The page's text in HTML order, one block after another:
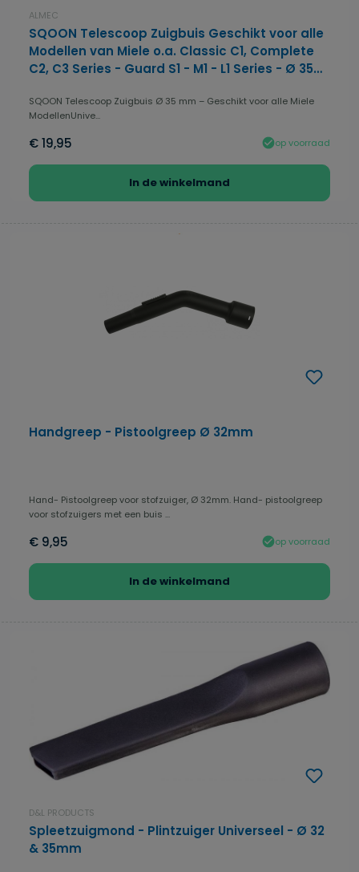
ALMEC
SQOON Telescoop Zuigbuis Geschikt voor alle
Modellen van Miele o.a. Classic C1, Complete
C2, C3 Series - Guard S1 - M1 - L1 Series - Ø 35
SQOON Telescoop Zuigbuis Ø 35 mm – Geschikt voor alle Miele
ModellenUnive...
€ 19,95 op voorraad
In de winkelmand
Handgreep - Pistoolgreep Ø 32mm
Hand- Pistoolgreep voor stofzuiger, Ø 32mm. Hand- pistoolgreep
voor stofzuigers met een buis ...
€ 9,95 op voorraad
In de winkelmand
D&L PRODUCTS
Spleetzuigmond - Plintzuiger Universeel - Ø 32
& 35mm